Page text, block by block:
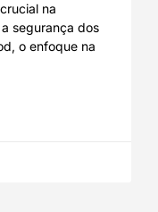
na
segurança dos
o enfoque na